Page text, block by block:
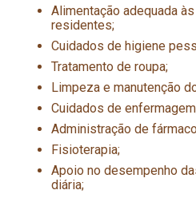
Alimentação adequada
residentes;
Cuidados de higiene
Tratamento de roupa;
Limpeza e manutenção
Cuidados de
Administração de
Fisioterapia;
Apoio no desempenho
diária;